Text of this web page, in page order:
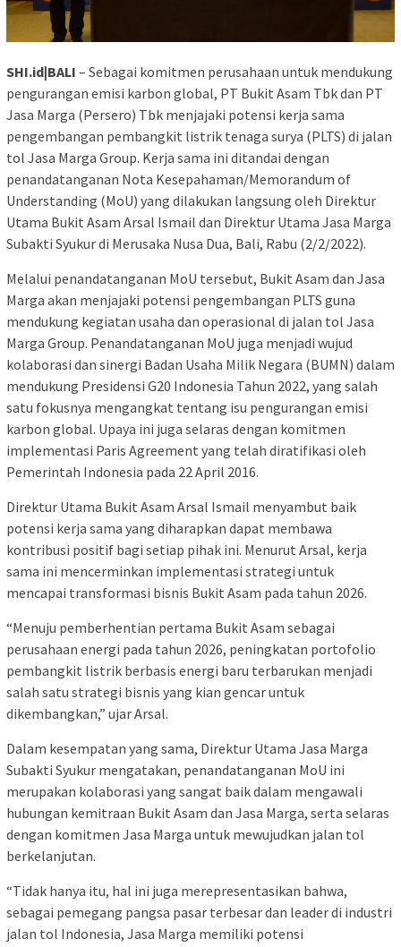
SHI.id|BALI – Sebagai komitmen perusahaan untuk mendukung
pengurangan emisi karbon global, PT Bukit Asam Tbk dan PT
Jasa Marga (Persero) Tbk menjajaki potensi kerja sama
pengembangan pembangkit listrik tenaga surya (PLTS) di jalan
tol Jasa Marga Group. Kerja sama ini ditandai dengan
penandatanganan Nota Kesepahaman/Memorandum of
Understanding (MoU) yang dilakukan langsung oleh Direktur
Utama Bukit Asam Arsal Ismail dan Direktur Utama Jasa Marga
Subakti Syukur di Merusaka Nusa Dua, Bali, Rabu (2/2/2022).
Melalui penandatanganan MoU tersebut, Bukit Asam dan Jasa
Marga akan menjajaki potensi pengembangan PLTS guna
mendukung kegiatan usaha dan operasional di jalan tol Jasa
Marga Group. Penandatanganan MoU juga menjadi wujud
kolaborasi dan sinergi Badan Usaha Milik Negara (BUMN) dalam
mendukung Presidensi G20 Indonesia Tahun 2022, yang salah
satu fokusnya mengangkat tentang isu pengurangan emisi
karbon global. Upaya ini juga selaras dengan komitmen
implementasi Paris Agreement yang telah diratifikasi oleh
Pemerintah Indonesia pada 22 April 2016.
Direktur Utama Bukit Asam Arsal Ismail menyambut baik
potensi kerja sama yang diharapkan dapat membawa
kontribusi positif bagi setiap pihak ini. Menurut Arsal, kerja
sama ini mencerminkan implementasi strategi untuk
mencapai transformasi bisnis Bukit Asam pada tahun 2026.
“Menuju pemberhentian pertama Bukit Asam sebagai
perusahaan energi pada tahun 2026, peningkatan portofolio
pembangkit listrik berbasis energi baru terbarukan menjadi
salah satu strategi bisnis yang kian gencar untuk
dikembangkan,” ujar Arsal.
Dalam kesempatan yang sama, Direktur Utama Jasa Marga
Subakti Syukur mengatakan, penandatanganan MoU ini
merupakan kolaborasi yang sangat baik dalam mengawali
hubungan kemitraan Bukit Asam dan Jasa Marga, serta selaras
dengan komitmen Jasa Marga untuk mewujudkan jalan tol
berkelanjutan.
“Tidak hanya itu, hal ini juga merepresentasikan bahwa,
sebagai pemegang pangsa pasar terbesar dan leader di industri
jalan tol Indonesia, Jasa Marga memiliki potensi